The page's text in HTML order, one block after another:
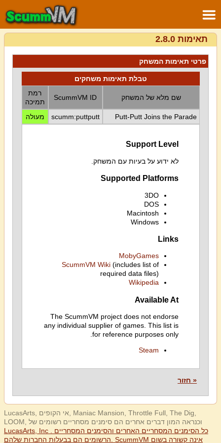
תאימות 2.8.0
פרטי תאימות המשחק
טבלת תאימות משחקים
שם מלא של המשחק ScummVM ID
רמת
תמיכה
Putt-Putt Joins the Parade
scumm:puttputt מעולה
Support Level
לא ידוע על בעיות עם המשחק.
Supported Platforms
3DO
DOS
Macintosh
Windows
Links
MobyGames
ScummVM Wiki(includes list of
required data files)
Wikipedia
Available At
The ScummVM project does not endorse
any individual supplier of games. This list is
for reference purposes only.
Steam
« חזור
LucasArts, אי הקופים, Maniac Mansion, Throttle Full, The Dig,
LOOM, וכנראה המון דברים אחרים הם סימנים מסחריים רשומים של
LucasArts, Inc . כל הסימנים המסחריים האחרים והסימנים המסחריים
הרשומים הם בבעלות החברות שלהם. ScummVM אינה קשורה בשום